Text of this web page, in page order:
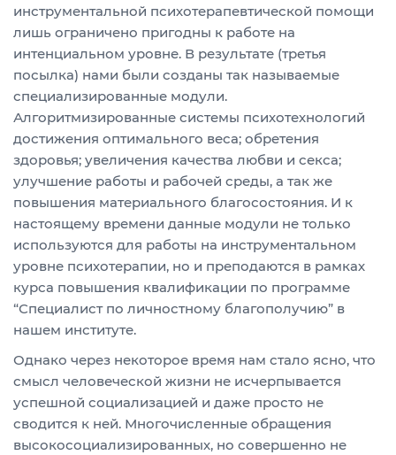
инструментальной психотерапевтической помощи
лишь ограничено пригодны к работе на
интенциальном уровне. В результате (третья
посылка) нами были созданы так называемые
специализированные модули.
Алгоритмизированные системы психотехнологий
достижения оптимального веса; обретения
здоровья; увеличения качества любви и секса;
улучшение работы и рабочей среды, а так же
повышения материального благосостояния. И к
настоящему времени данные модули не только
используются для работы на инструментальном
уровне психотерапии, но и преподаются в рамках
курса повышения квалификации по программе
“Специалист по личностному благополучию” в
нашем институте.
Однако через некоторое время нам стало ясно, что
смысл человеческой жизни не исчерпывается
успешной социализацией и даже просто не
сводится к ней. Многочисленные обращения
высокосоциализированных, но совершенно не